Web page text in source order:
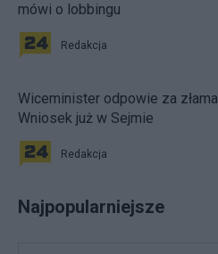
mówi o lobbingu
Redakcja
Wiceminister odpowie za
Wniosek już w Sejmie
Redakcja
Najpopularniejsze